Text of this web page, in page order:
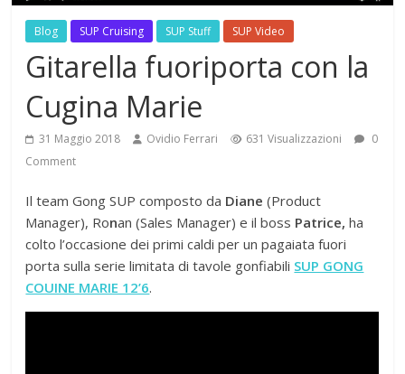
Blog SUP Cruising SUP Stuff SUP Video
Gitarella fuoriporta con la
Cugina Marie
31 Maggio 2018 Ovidio Ferrari 631 Visualizzazioni
0
Comment
Il team Gong SUP composto da Diane (Product
Manager), Ronan (Sales Manager) e il boss Patrice, ha
colto l’occasione dei primi caldi per un pagaiata fuori
porta sulla serie limitata di tavole gonfiabili SUP GONG
COUINE MARIE 12’6.